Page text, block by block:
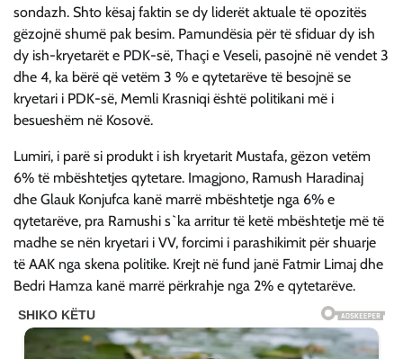
sondazh. Shto kësaj faktin se dy liderët aktuale të opozitës
gëzojnë shumë pak besim. Pamundësia për të sfiduar dy ish
dy ish-kryetarët e PDK-së, Thaçi e Veseli, pasojnë në vendet 3
dhe 4, ka bërë që vetëm 3 % e qytetarëve të besojnë se
kryetari i PDK-së, Memli Krasniqi është politikani më i
besueshëm në Kosovë.
Lumiri, i parë si produkt i ish kryetarit Mustafa, gëzon vetëm
6% të mbështetjes qytetare. Imagjono, Ramush Haradinaj
dhe Glauk Konjufca kanë marrë mbështetje nga 6% e
qytetarëve, pra Ramushi s`ka arritur të ketë mbështetje më të
madhe se nën kryetari i VV, forcimi i parashikimit për shuarje
të AAK nga skena politike. Krejt në fund janë Fatmir Limaj dhe
Bedri Hamza kanë marrë përkrahje nga 2% e qytetarëve.